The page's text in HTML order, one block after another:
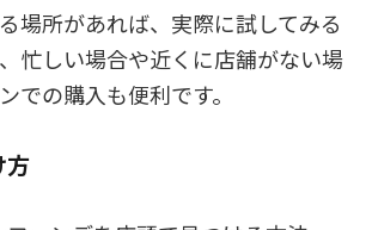
場所があれば、実際に試してみる
忙しい場合や近くに店舗がない場
での購入も便利です。
方